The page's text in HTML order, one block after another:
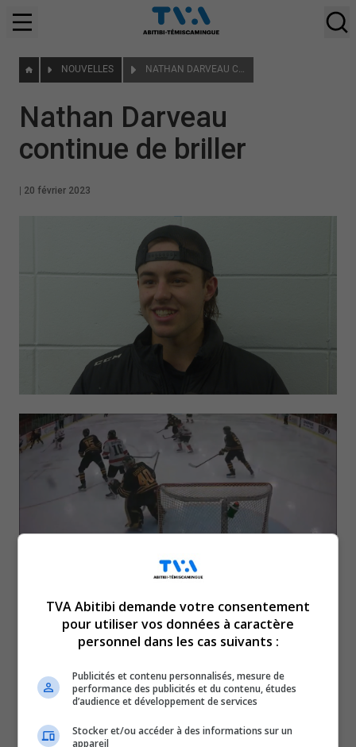
NOUVELLES NATHAN DARVEAU CONTINUE DE BRILLER
Nathan Darveau
continue de briller
20 février 2023
La saison de rêve du
gardien de
but rouynorandien Nathan
TVA Abitibi demande votre consentement
pour utiliser vos données à caractère
personnel dans les cas suivants :
Publicités et contenu personnalisés, mesure de
performance des publicités et du contenu, études
d’audience et développement de services
Stocker et/ou accéder à des informations sur un
appareil